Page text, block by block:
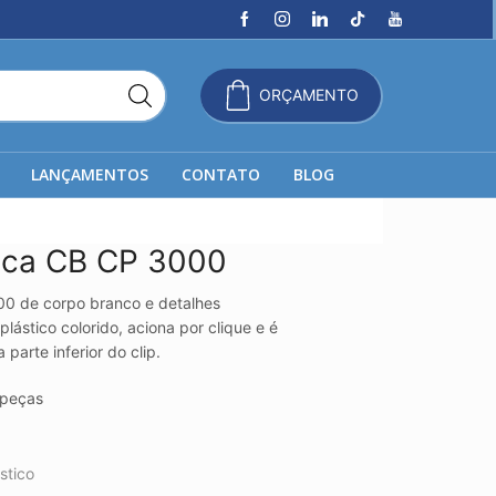
ORÇAMENTO
LANÇAMENTOS CONTATO BLOG
CB CP 3000
de corpo branco e detalhes
colorido, aciona por clique e é
parte inferior do clip.